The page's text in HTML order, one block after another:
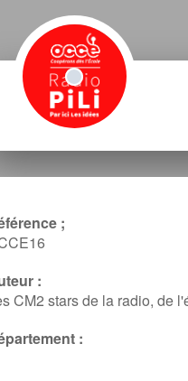
;
:
CM2 stars de la radio, de
: